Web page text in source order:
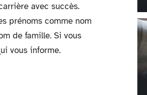
avec succès.
prénoms comme nom
de famille. Si vous
vous informe.